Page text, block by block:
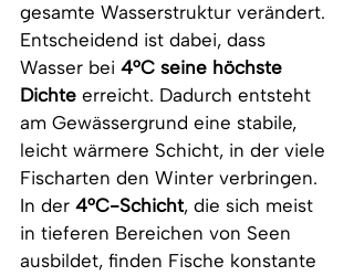
gesamte Wasserstruktur verändert.
Entscheidend ist dabei, dass
Wasser bei 4°C seine höchste
Dichte erreicht. Dadurch entsteht
am Gewässergrund eine stabile,
leicht wärmere Schicht, in der viele
Fischarten den Winter verbringen.
In der 4°C-Schicht, die sich meist
in tieferen Bereichen von Seen
ausbildet, finden Fische konstante